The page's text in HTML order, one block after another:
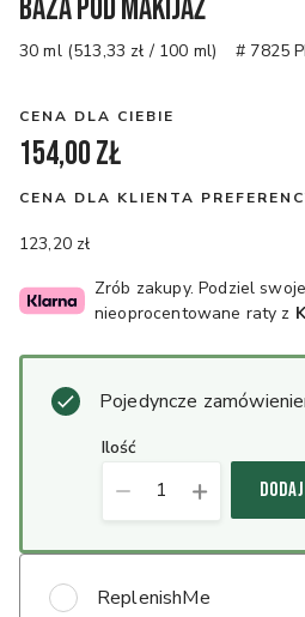
Baza pod makijaż
30 ml (513,33 zł / 100 ml) # 7825
CENA DLA CIEBIE
154,00 zł
CENA DLA KLIENTA
123,20 zł
Zrób zakupy. Podziel
nieoprocentowane raty z
Pojedyncze
ilość
1
ReplenishMe